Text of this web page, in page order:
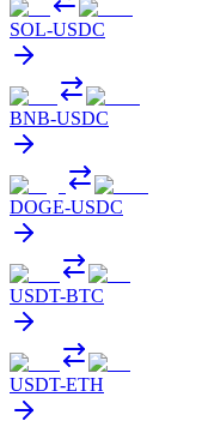
SOL-USDC
BNB-USDC
DOGE-USDC
USDT-BTC
USDT-ETH